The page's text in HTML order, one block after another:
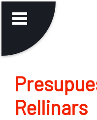
Rellinars